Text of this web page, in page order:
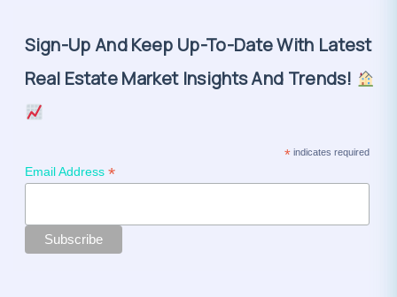
Sign-Up And Keep Up-To-Date With Latest
Real Estate Market Insights And Trends!
*indicates required
Email Address *